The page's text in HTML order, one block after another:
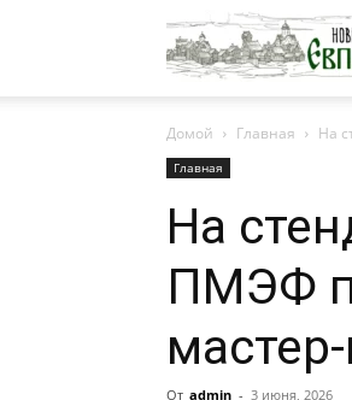
Домой Главная На
Главная
На
ПМЭФ
От admin - 3 июня, 2026